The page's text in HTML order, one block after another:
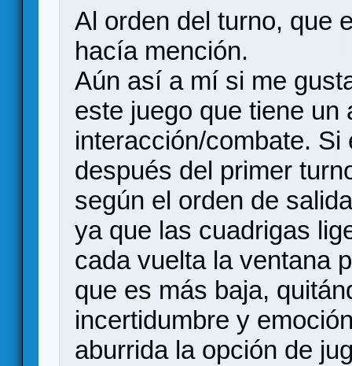
Al orden del turno, que
hacía mención.
Aún así a mí si me
este juego que tiene un
interacción/combate.
después del primer
según el orden de
ya que las cuadrigas
cada vuelta la ventana
que es más baja,
incertidumbre y
aburrida la opción de